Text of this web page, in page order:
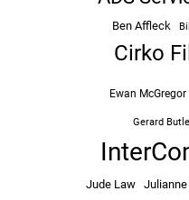
Ben Affleck
Cirko
Ewan McGregor
Gerard
Jude Law